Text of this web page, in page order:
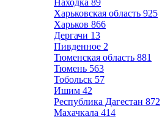
Находка 89
Харьковская область 925
Харьков 866
Дергачи 13
Пивденное 2
Тюменская область 881
Тюмень 563
Тобольск 57
Ишим 42
Республика Дагестан 872
Махачкала 414